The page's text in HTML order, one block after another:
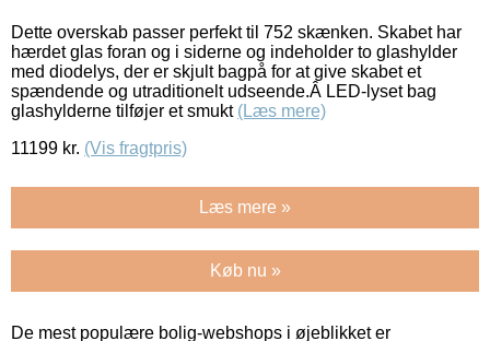
Dette overskab passer perfekt til 752 skænken. Skabet har
hærdet glas foran og i siderne og indeholder to glashylder
med diodelys, der er skjult bagpå for at give skabet et
spændende og utraditionelt udseende.Â LED-lyset bag
glashylderne tilføjer et smukt (Læs mere)
11199 kr. (Vis fragtpris)
Læs mere »
Køb nu »
De mest populære bolig-webshops i øjeblikket er